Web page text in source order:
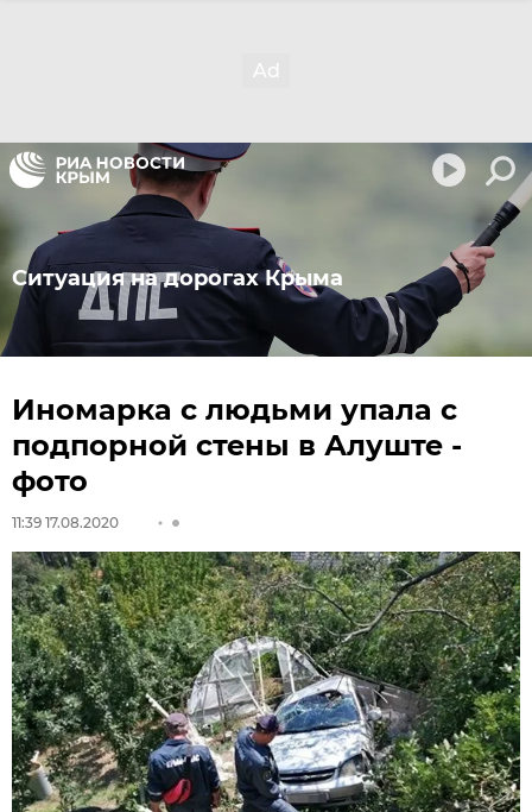
Ситуация на дорогах Крыма
Иномарка с людьми упала с
подпорной стены в Алуште -
фото
11:39 17.08.2020